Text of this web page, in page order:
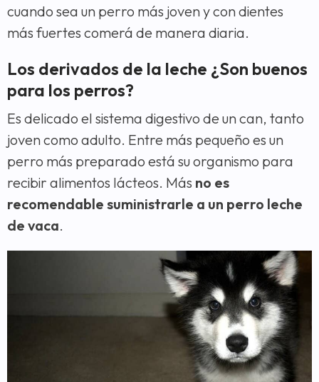
cuando sea un perro más joven y con dientes
más fuertes comerá de manera diaria.
Los derivados de la leche ¿Son buenos
para los perros?
Es delicado el sistema digestivo de un can, tanto
joven como adulto. Entre más pequeño es un
perro más preparado está su organismo para
recibir alimentos lácteos. Más no es
recomendable suministrarle a un perro leche
de vaca.